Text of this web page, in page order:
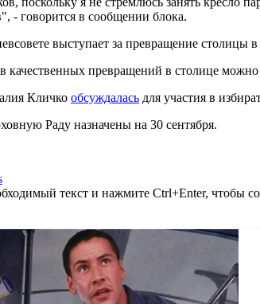
- говорится в сообщении блока.
выступает за превращение
качественных превращений в столице
Кличко обсуждалась для участия в
Раду назначены на 30 сентября.
текст и нажмите Ctrl+Enter, чтобы